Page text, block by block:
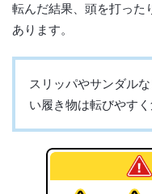
転んだ結果、頭を打った
あります。
スリッパやサンダル
い履き物は転びやすく